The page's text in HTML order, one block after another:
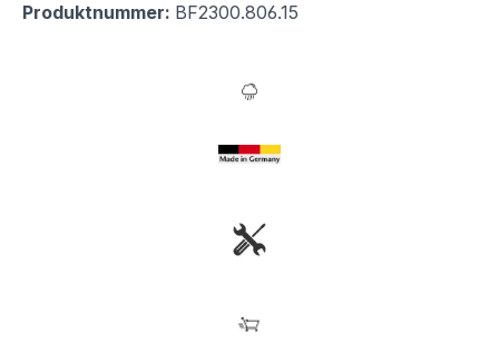
Produktnummer: BF2300.806.15